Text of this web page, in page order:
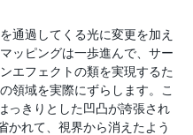
通過してくる光に変更を加え
ッピングは一歩進んで、サー
エフェクトの類を実現するた
領域を実際にずらします。こ
っきりとした凹凸が誇張され
かれて、視界から消えたよう